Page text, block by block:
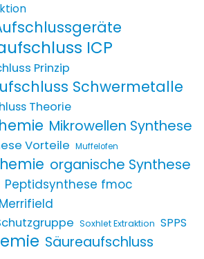
ICP
Prinzip
Schwermetalle
Theorie
Mikrowellen Synthese
Vorteile Muffelofen
organische Synthese
Peptidsynthese fmoc
Soxhlet Extraktion SPPS
Säureaufschluss